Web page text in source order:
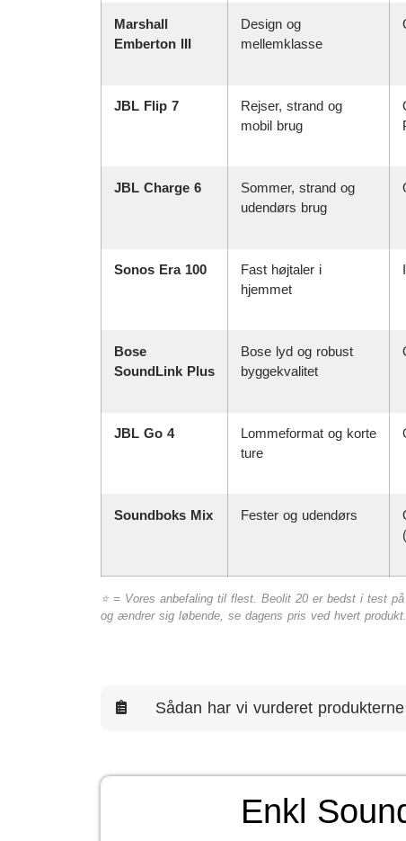
Marshall
Emberton III
Design og
mellemklasse
JBL Flip 7
Rejser, strand og
mobil brug
JBL Charge 6
Sommer, strand og
udendørs brug
Sonos Era 100
Fast højtaler i
hjemmet
Bose
SoundLink Plus
Bose lyd og robust
byggekvalitet
JBL Go 4
Lommeformat og korte
ture
Soundboks Mix Fester og udendørs
⭐ = Vores anbefaling til flest. Beolit 20 er bedst i test
og ændrer sig løbende, se dagens pris ved hvert produkt.
Sådan har vi vurderet produkterne
Enkl